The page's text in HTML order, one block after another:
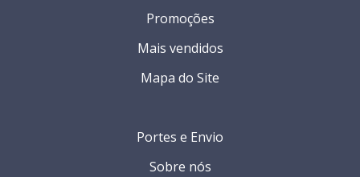
Portes e Envio
Sobre nós
Promoções
Mais vendidos
Mapa do Site